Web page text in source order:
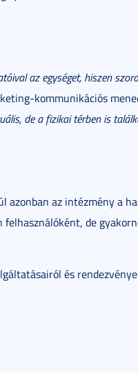
az egységet, hiszen
kommunikációs
de a fizikai térben is
azonban az intézmény a
de
és